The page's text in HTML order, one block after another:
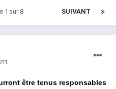
SUIVANT
1 sur 8
être tenus responsables